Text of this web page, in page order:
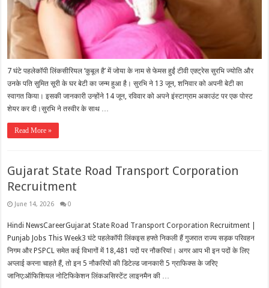
7 घंटे पहलेकॉपी लिंकसीरियल ‘कुबूल है’ में जोया के नाम से फेमस हुईं टीवी एक्ट्रेस सुरभि ज्योति और
उनके पति सुमित सूरी के घर बेटी का जन्म हुआ है। सुरभि ने 13 जून, शनिवार को अपनी बेटी का
स्वागत किया। इसकी जानकारी उन्होंने 14 जून, रविवार को अपने इंस्टाग्राम अकाउंट पर एक पोस्ट
शेयर कर दी।सुरभि ने तस्वीर के साथ …
Read More »
Gujarat State Road Transport Corporation
Recruitment
June 14, 2026 0
Hindi NewsCareerGujarat State Road Transport Corporation Recruitment |
Punjab Jobs This Week3 घंटे पहलेकॉपी लिंकइस हफ्ते निकली हैं गुजरात राज्य सड़क परिवहन
निगम और PSPCL समेत कई विभागों में 18,481 पदों पर नौकरियां। अगर आप भी इन पदों के लिए
अप्लाई करना चाहते हैं, तो इन 5 नौकरियों की डिटेल्ड जानकारी 5 ग्राफिक्स के जरिए
जानिए:ऑफिशियल नोटिफिकेशन लिंकअसिस्टेंट लाइनमैन की …